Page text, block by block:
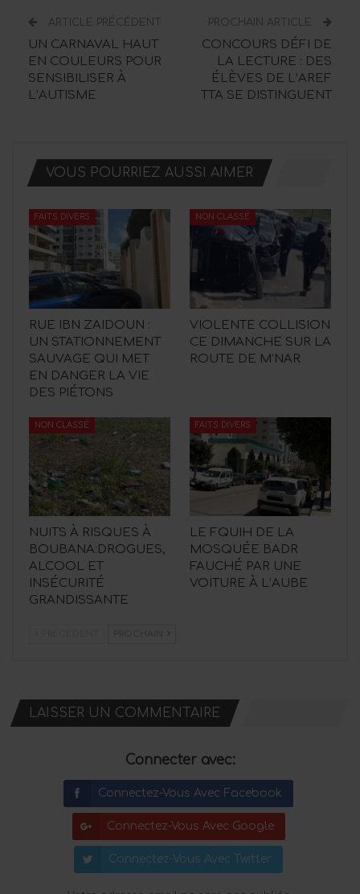
ARTICLE PRÉCÉDENT
UN CARNAVAL HAUT
EN COULEURS POUR
SENSIBILISER À
L’AUTISME
PROCHAIN ARTICLE
CONCOURS DÉFI DE
LA LECTURE : DES
ÉLÈVES DE L’AREF
TTA SE DISTINGUENT
VOUS POURRIEZ AUSSI AIMER
FAITS DIVERS
RUE IBN ZAIDOUN :
UN STATIONNEMENT
SAUVAGE QUI MET
EN DANGER LA VIE
DES PIÉTONS
NON CLASSÉ
VIOLENTE COLLISION
CE DIMANCHE SUR LA
ROUTE DE M’NAR
NON CLASSÉ
NUITS À RISQUES À
BOUBANA:DROGUES,
ALCOOL ET
INSÉCURITÉ
GRANDISSANTE
FAITS DIVERS
LE FQUIH DE LA
MOSQUÉE BADR
FAUCHÉ PAR UNE
VOITURE À L’AUBE
PROCHAIN
LAISSER UN COMMENTAIRE
Connecter avec:
Connectez-Vous Avec Facebook
Connectez-Vous Avec Google
Connectez-Vous Avec Twitter